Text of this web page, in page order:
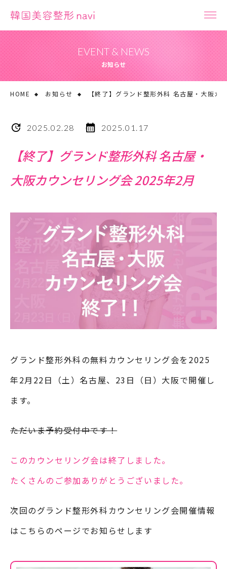
EVENT & NEWS
お知らせ
HOME お知らせ 【終了】グランド整形外科 名古屋・大阪
2025.02.28 2025.01.17
【終了】グランド整形外科 名古屋・
大阪カウンセリング会 2025年2月
グランド整形外科の無料カウンセリング会を2025
年2月22日（土）名古屋、23日（日）大阪で開催し
ます。
ただいま予約受付中です！
このカウンセリング会は終了しました。
たくさんのご参加ありがとうございました。
次回のグランド整形外科カウンセリング会開催情報
はこちらのページでお知らせします